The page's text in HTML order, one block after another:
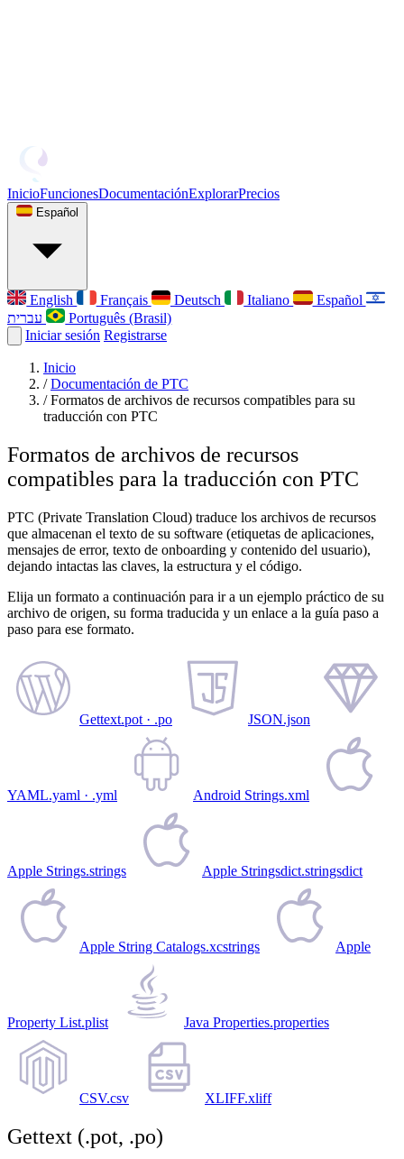
InicioFuncionesDocumentaciónExplorarPrecios
Español
English Français Deutsch Italiano
Español
Português (Brasil)
Iniciar sesión Registrarse
Inicio
/ Documentación de PTC
/ Formatos de archivos de recursos compatibles para su
traducción con PTC
Formatos de archivos de recursos
compatibles para la traducción con PTC
PTC (Private Translation Cloud) traduce los archivos de recursos
que almacenan el texto de su software (etiquetas de aplicaciones,
mensajes de error, texto de onboarding y contenido del usuario),
dejando intactas las claves, la estructura y el código.
Elija un formato a continuación para ir a un ejemplo práctico de su
archivo de origen, su forma traducida y un enlace a la guía paso a
paso para ese formato.
Gettext.pot · .po JSON.json
YAML.yaml · .yml Android Strings.xml
Apple Strings.strings Apple Stringsdict.stringsdict
Apple String Catalogs.xcstrings Apple
Property List.plist Java Properties.properties
CSV.csv XLIFF.xliff
Gettext (.pot, .po)